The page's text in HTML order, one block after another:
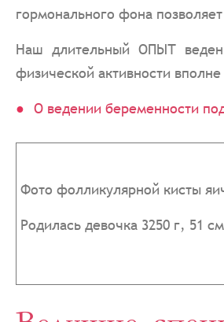
гормонального фона
Наш длительный ОПЫТ
физической активности
О ведении беременности
Фото фолликулярной кисты
Родилась девочка 3250 г, 51